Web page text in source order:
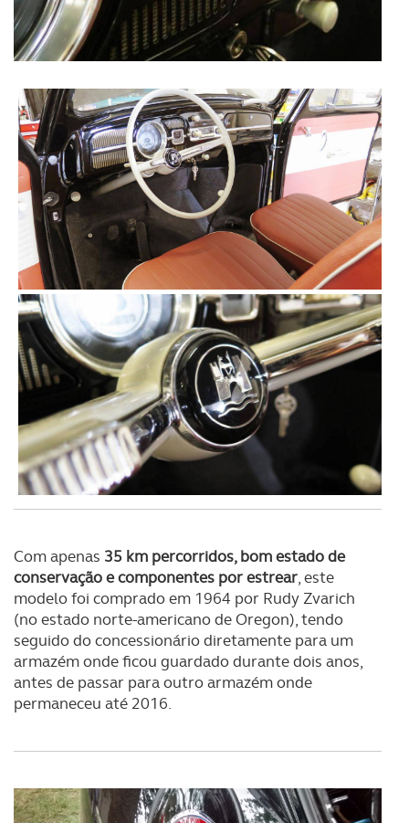
Com apenas 35 km percorridos, bom estado de
conservação e componentes por estrear, este
modelo foi comprado em 1964 por Rudy Zvarich
(no estado norte-americano de Oregon), tendo
seguido do concessionário diretamente para um
armazém onde ficou guardado durante dois anos,
antes de passar para outro armazém onde
permaneceu até 2016.